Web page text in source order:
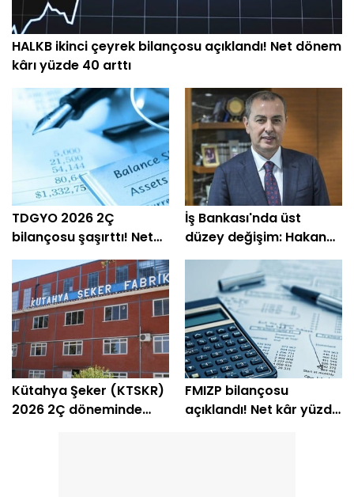
HALKB ikinci çeyrek bilançosu açıklandı! Net dönem
kârı yüzde 40 arttı
TDGYO 2026 2Ç
bilançosu şaşırttı! Net
kâr yüzde 105 bin arttı
İş Bankası'nda üst
düzey değişim: Hakan
Aran görevini
devrediyor
Kütahya Şeker (KTSKR)
2026 2Ç döneminde
FMIZP bilançosu
açıklandı! Net kâr yüzde